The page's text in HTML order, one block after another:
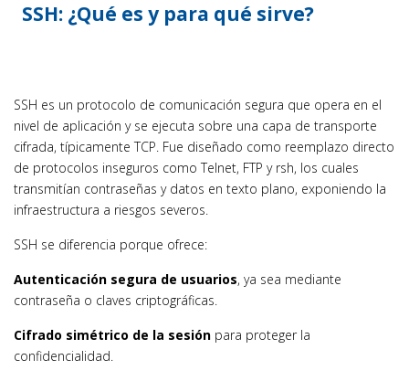
SSH: ¿Qué es y para qué sirve?
SSH es un protocolo de comunicación segura que opera en el
nivel de aplicación y se ejecuta sobre una capa de transporte
cifrada, típicamente TCP. Fue diseñado como reemplazo directo
de protocolos inseguros como Telnet, FTP y rsh, los cuales
transmitían contraseñas y datos en texto plano, exponiendo la
infraestructura a riesgos severos.
SSH se diferencia porque ofrece:
Autenticación segura de usuarios, ya sea mediante
contraseña o claves criptográficas.
Cifrado simétrico de la sesión para proteger la
confidencialidad.